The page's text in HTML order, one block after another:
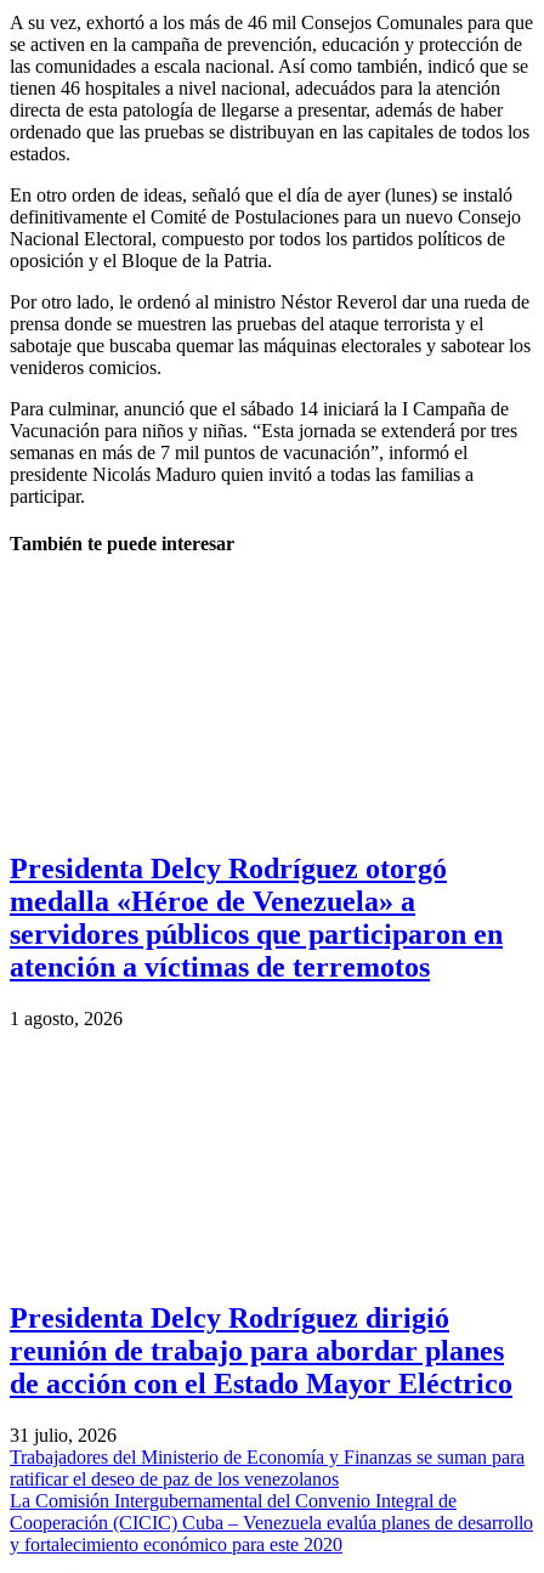
A su vez, exhortó a los más de 46 mil Consejos Comunales para que
se activen en la campaña de prevención, educación y protección de
las comunidades a escala nacional. Así como también, indicó que se
tienen 46 hospitales a nivel nacional, adecuádos para la atención
directa de esta patología de llegarse a presentar, además de haber
ordenado que las pruebas se distribuyan en las capitales de todos los
estados.
En otro orden de ideas, señaló que el día de ayer (lunes) se instaló
definitivamente el Comité de Postulaciones para un nuevo Consejo
Nacional Electoral, compuesto por todos los partidos políticos de
oposición y el Bloque de la Patria.
Por otro lado, le ordenó al ministro Néstor Reverol dar una rueda de
prensa donde se muestren las pruebas del ataque terrorista y el
sabotaje que buscaba quemar las máquinas electorales y sabotear los
venideros comicios.
Para culminar, anunció que el sábado 14 iniciará la I Campaña de
Vacunación para niños y niñas. “Esta jornada se extenderá por tres
semanas en más de 7 mil puntos de vacunación”, informó el
presidente Nicolás Maduro quien invitó a todas las familias a
participar.
También te puede interesar
Presidenta Delcy Rodríguez otorgó
medalla «Héroe de Venezuela» a
servidores públicos que participaron en
atención a víctimas de terremotos
1 agosto, 2026
Presidenta Delcy Rodríguez dirigió
reunión de trabajo para abordar planes
de acción con el Estado Mayor Eléctrico
31 julio, 2026
Trabajadores del Ministerio de Economía y Finanzas se suman para
ratificar el deseo de paz de los venezolanos
La Comisión Intergubernamental del Convenio Integral de
Cooperación (CICIC) Cuba – Venezuela evalúa planes de desarrollo
y fortalecimiento económico para este 2020